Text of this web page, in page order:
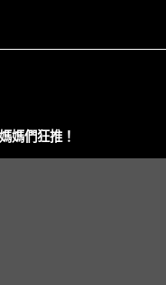
媽們狂推！